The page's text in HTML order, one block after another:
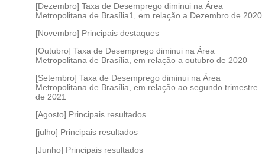
[Dezembro] Taxa de Desemprego diminui na Área
Metropolitana de Brasília1, em relação a Dezembro de 2020
[Novembro] Principais destaques
[Outubro] Taxa de Desemprego diminui na Área
Metropolitana de Brasília, em relação a outubro de 2020
[Setembro] Taxa de Desemprego diminui na Área
Metropolitana de Brasília, em relação ao segundo trimestre
de 2021
[Agosto] Principais resultados
[julho] Principais resultados
[Junho] Principais resultados